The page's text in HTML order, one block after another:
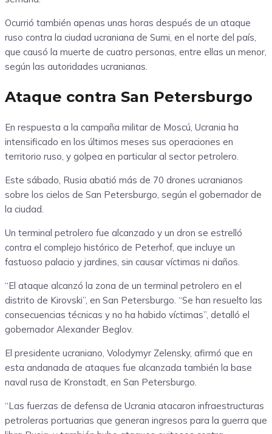
Ocurrió también apenas unas horas después de un ataque
ruso contra la ciudad ucraniana de Sumi, en el norte del país,
que causó la muerte de cuatro personas, entre ellas un menor,
según las autoridades ucranianas.
Ataque contra San Petersburgo
En respuesta a la campaña militar de Moscú, Ucrania ha
intensificado en los últimos meses sus operaciones en
territorio ruso, y golpea en particular al sector petrolero.
Este sábado, Rusia abatió más de 70 drones ucranianos
sobre los cielos de San Petersburgo, según el gobernador de
la ciudad.
Un terminal petrolero fue alcanzado y un dron se estrelló
contra el complejo histórico de Peterhof, que incluye un
fastuoso palacio y jardines, sin causar víctimas ni daños.
“El ataque alcanzó la zona de un terminal petrolero en el
distrito de Kirovski”, en San Petersburgo. “Se han resuelto las
consecuencias técnicas y no ha habido víctimas”, detalló el
gobernador Alexander Beglov.
El presidente ucraniano, Volodymyr Zelensky, afirmó que en
esta andanada de ataques fue alcanzada también la base
naval rusa de Kronstadt, en San Petersburgo.
“Las fuerzas de defensa de Ucrania atacaron infraestructuras
petroleras portuarias que generan ingresos para la guerra que